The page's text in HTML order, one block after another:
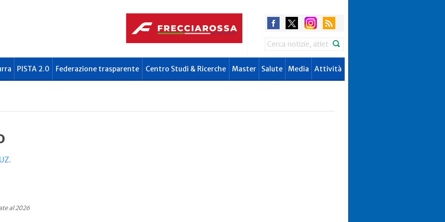
Search
PISTA 2.0 Federazione trasparente Centro Studi & Ricerche Master Salute Media Attività
al 2026